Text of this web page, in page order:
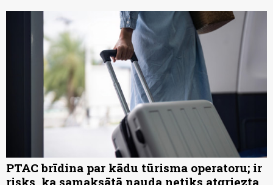
PTAC brīdina par kādu tūrisma operatoru; ir
risks, ka samaksātā nauda netiks atgriezta